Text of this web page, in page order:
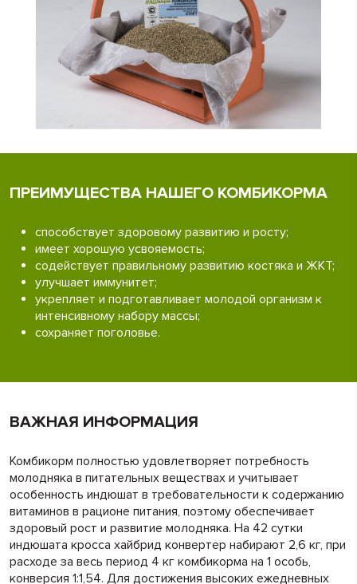
ПРЕИМУЩЕСТВА НАШЕГО КОМБИКОРМА
способствует здоровому развитию и росту;
имеет хорошую усвояемость;
содействует правильному развитию костяка и ЖКТ;
улучшает иммунитет;
укрепляет и подготавливает молодой организм к
интенсивному набору массы;
сохраняет поголовье.
ВАЖНАЯ ИНФОРМАЦИЯ
Комбикорм полностью удовлетворяет потребность
молодняка в питательных веществах и учитывает
особенность индюшат в требовательности к содержанию
витаминов в рационе питания, поэтому обеспечивает
здоровый рост и развитие молодняка. На 42 сутки
индюшата кросса хайбрид конвертер набирают 2,6 кг, при
расходе за весь период 4 кг комбикорма на 1 особь,
конверсия 1:1,54. Для достижения высоких ежедневных